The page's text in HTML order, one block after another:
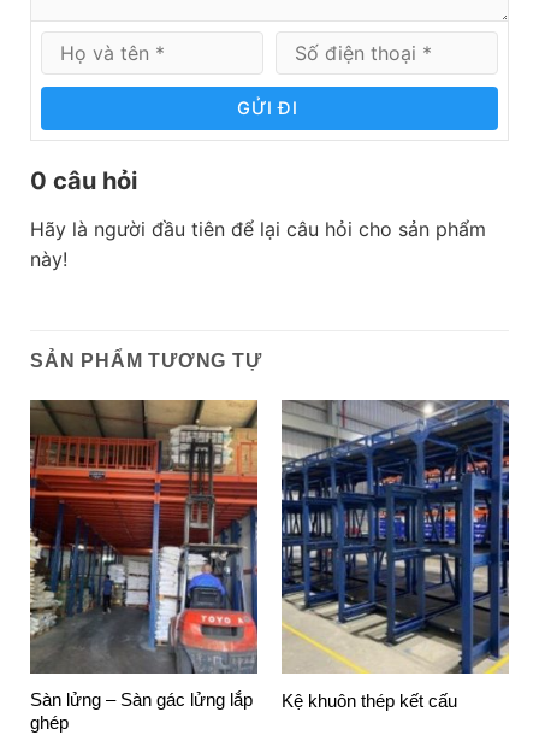
GỬI ĐI
0 câu hỏi
Hãy là người đầu tiên để lại câu hỏi cho sản phẩm
này!
SẢN PHẨM TƯƠNG TỰ
Sàn lửng – Sàn gác lửng lắp
ghép
Kệ khuôn thép kết cấu